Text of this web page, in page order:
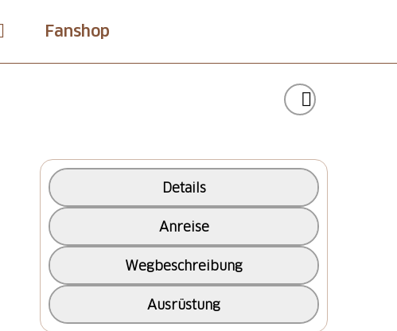
Fanshop
Details
Anreise
Wegbeschreibung
Ausrüstung